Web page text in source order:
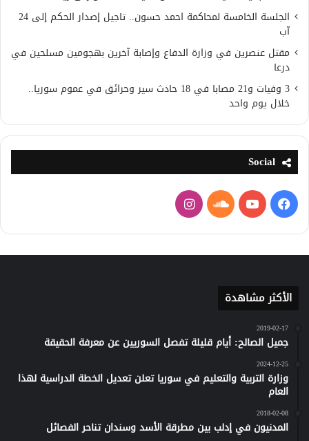
الجلسة الخامسة لمحاكمة احمد حسون.. تاجيل إصدار الحكم إلى 24
آب
مقتل عنصرين في وزارة الدفاع وإصابة آخرين بهجومين مسلحين في
درعا
3 وفيات و21 مصابا في 18 حادث سير وحرائق في عموم سوريا..
خلال يوم واحد
Social
فيسبوكيوتيوبساوند
كلاود
انستقرام
الأكثر مشاهدة
2019-02-17
جميل الصالح: أيام قليلة تفصل السوريين عن معرفة الحقيقة
2024-12-25
وزارة التربية والتعليم في سوريا تعلن تعديل الخطة الدراسية لهذا
العام
2018-02-08
المدنيون في إدلب بين مطرقة الأسد وسندان تناحر الفصائل